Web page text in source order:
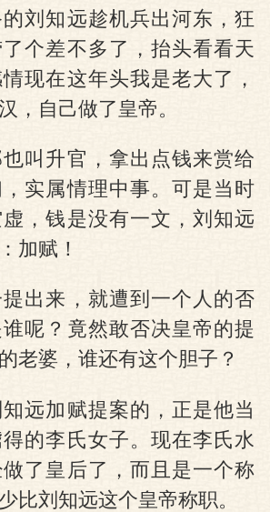
刘知远趁机兵出河东，狂
个差不多了，抬头看看天
现在这年头我是老大了，
，自己做了皇帝。
叫升官，拿出点钱来赏给
实属情理中事。可是当时
，钱是没有一文，刘知远
加赋！
出来，就遭到一个人的否
呢？竟然敢否决皇帝的提
老婆，谁还有这个胆子？
远加赋提案的，正是他当
的李氏女子。现在李氏水
了皇后了，而且是一个称
比刘知远这个皇帝称职。